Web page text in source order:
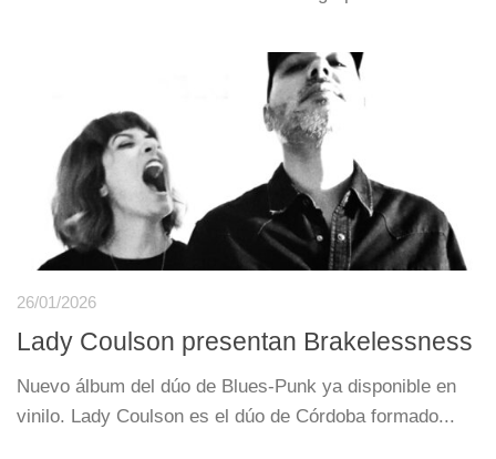
26/01/2026
Lady Coulson presentan Brakelessness
Nuevo álbum del dúo de Blues-Punk ya disponible en
vinilo. Lady Coulson es el dúo de Córdoba formado...